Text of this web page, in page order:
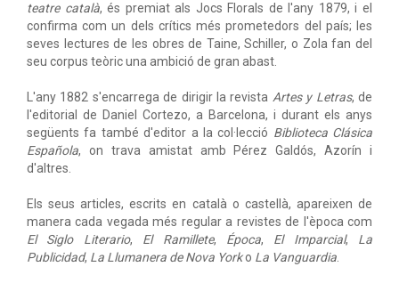
teatre català, és premiat als Jocs Florals de l'any 1879, i el
confirma com un dels crítics més prometedors del país; les
seves lectures de les obres de Taine, Schiller, o Zola fan del
seu corpus teòric una ambició de gran abast.
L'any 1882 s'encarrega de dirigir la revista Artes y Letras, de
l'editorial de Daniel Cortezo, a Barcelona, i durant els anys
següents fa també d'editor a la col·lecció Biblioteca Clásica
Española, on trava amistat amb Pérez Galdós, Azorín i
d'altres.
Els seus articles, escrits en català o castellà, apareixen de
manera cada vegada més regular a revistes de l'època com
El Siglo Literario, El Ramillete, Época, El Imparcial, La
Publicidad, La Llumanera de Nova Yorko La Vanguardia